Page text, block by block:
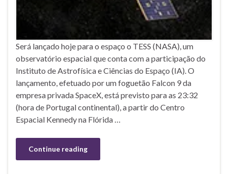
Será lançado hoje para o espaço o TESS (NASA), um
observatório espacial que conta com a participação do
Instituto de Astrofísica e Ciências do Espaço (IA). O
lançamento, efetuado por um foguetão Falcon 9 da
empresa privada SpaceX, está previsto para as 23:32
(hora de Portugal continental), a partir do Centro
Espacial Kennedy na Flórida …
Continue reading